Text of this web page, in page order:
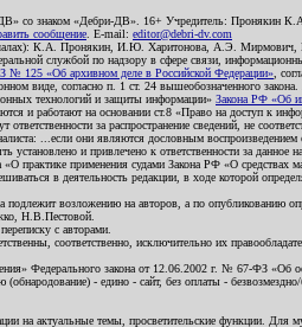
ДВ» со знаком «Дебри-ДВ». 16+ Учредитель:
сообщение . E-mail: editor@debri-dv.com
началах): К.А. Пронякин, И.Ю. Харитонова, А.Э.
службой по надзору в сфере связи,
№ 125 «Об архивном деле в Российской Федерации» ,
виде, согласно п. 1 ст. 24 вышеобозначенного
технологий и защиты информации» Закона РФ «Об
и работают на основании ст.8 «Право на доступ к
за распространение сведений, не
...если они являются дословным
и привлечено к ответственности за данное
применения судами Закона РФ «О средствах
в деятельность редакции, в ходе которой
возложению на авторов, а по опубликованию
Н.В.Пестовой.
с авторами.
соответственно, исключительно их
Федерального закона от 12.06.2002 г. № 67-ФЗ «Об
- едино - сайт, без оплаты - безвозмездно/
на актуальные темы, просветительские функции.